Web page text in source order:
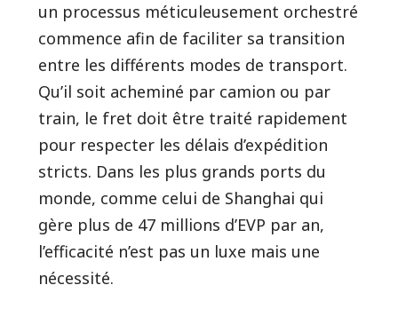
un processus méticuleusement orchestré
commence afin de faciliter sa transition
entre les différents modes de transport.
Qu’il soit acheminé par camion ou par
train, le fret doit être traité rapidement
pour respecter les délais d’expédition
stricts. Dans les plus grands ports du
monde, comme celui de Shanghai qui
gère plus de 47 millions d’EVP par an,
l’efficacité n’est pas un luxe mais une
nécessité.